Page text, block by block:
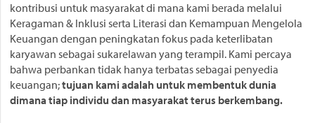
kontribusi untuk masyarakat di mana kami berada melalui
Keragaman & Inklusi serta Literasi dan Kemampuan Mengelola
Keuangan dengan peningkatan fokus pada keterlibatan
karyawan sebagai sukarelawan yang terampil. Kami percaya
bahwa perbankan tidak hanya terbatas sebagai penyedia
keuangan;tujuan kami adalah untuk membentuk dunia
dimana tiap individu dan masyarakat terus berkembang.